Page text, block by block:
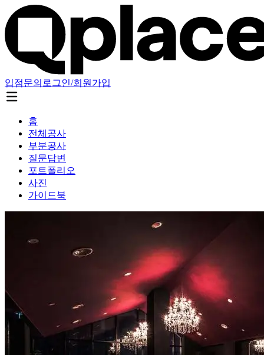
입점문의 로그인/회원가입
홈
전체공사
부분공사
질문답변
포트폴리오
사진
가이드북